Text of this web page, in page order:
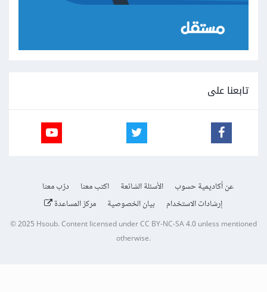
تابعنا على
عن أكاديمية حسوب الأسئلة الشائعة اكتب معنا
درّب معنا
إرشادات الاستخدام
بيان الخصوصية مركز المساعدة
© 2025 Hsoub.Content licensed underCC BY-NC-SA 4.0unless mentioned
otherwise.